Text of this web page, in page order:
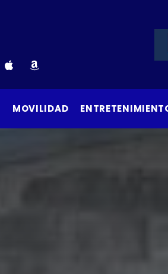
MOVILIDAD